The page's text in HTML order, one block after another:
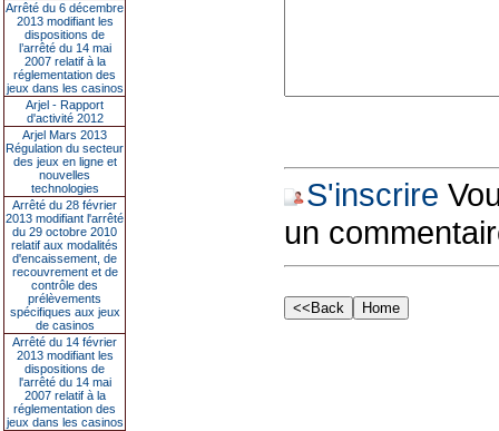
Arrêté du 6 décembre
2013 modifiant les
dispositions de
l’arrêté du 14 mai
2007 relatif à la
réglementation des
jeux dans les casinos
Arjel - Rapport
d'activité 2012
Arjel Mars 2013
Régulation du secteur
des jeux en ligne et
nouvelles
technologies
Arrêté du 28 février
2013 modifiant l'arrêté
du 29 octobre 2010
relatif aux modalités
d'encaissement, de
recouvrement et de
contrôle des
prélèvements
spécifiques aux jeux
de casinos
Arrêté du 14 février
2013 modifiant les
dispositions de
l'arrêté du 14 mai
2007 relatif à la
réglementation des
jeux dans les casinos
S'inscrire
un